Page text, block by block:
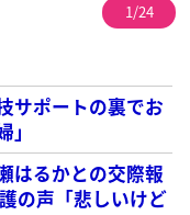
1/24
サポートの裏でお
はるかとの交際報
の声「悲しいけど